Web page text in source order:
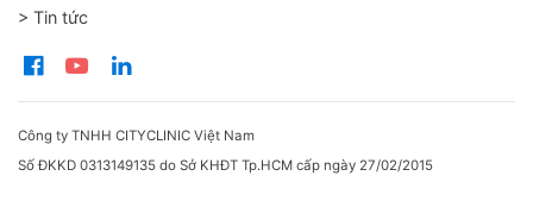
> Tin tức
Công ty TNHH CITYCLINIC Việt Nam
Số ĐKKD 0313149135 do Sở KHĐT Tp.HCM cấp ngày 27/02/2015